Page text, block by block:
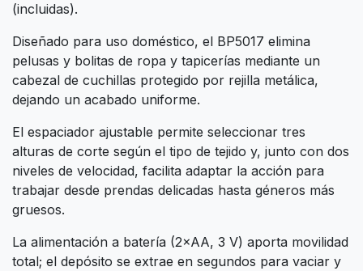
(incluidas).
Diseñado para uso doméstico, el BP5017 elimina
pelusas y bolitas de ropa y tapicerías mediante un
cabezal de cuchillas protegido por rejilla metálica,
dejando un acabado uniforme.
El espaciador ajustable permite seleccionar tres
alturas de corte según el tipo de tejido y, junto con dos
niveles de velocidad, facilita adaptar la acción para
trabajar desde prendas delicadas hasta géneros más
gruesos.
La alimentación a batería (2×AA, 3 V) aporta movilidad
total; el depósito se extrae en segundos para vaciar y